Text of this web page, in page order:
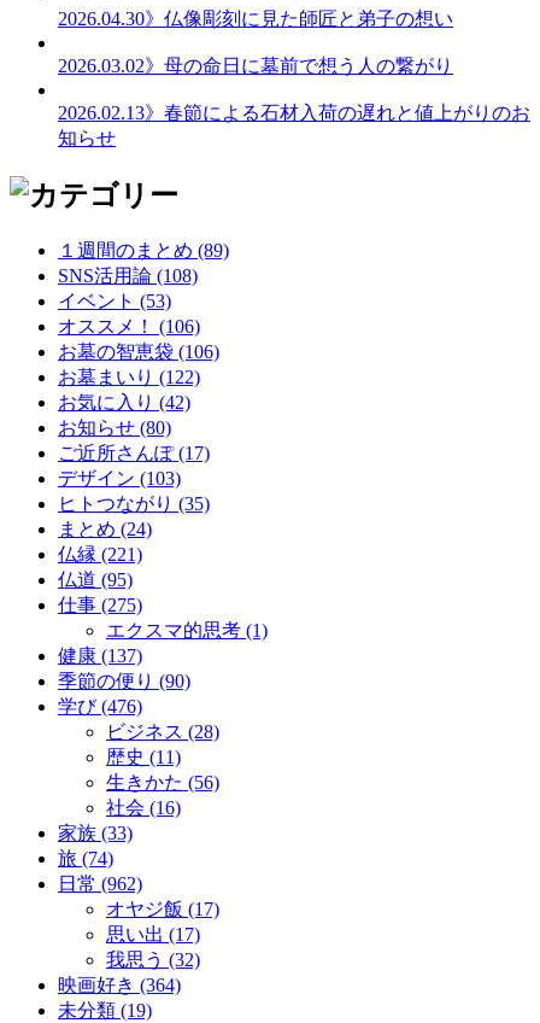
2026.04.30》仏像彫刻に見た師匠と弟子の想い
2026.03.02》母の命日に墓前で想う人の繋がり
2026.02.13》春節による石材入荷の遅れと値上がりのお
知らせ
１週間のまとめ (89)
SNS活用論 (108)
イベント (53)
オススメ！ (106)
お墓の智恵袋 (106)
お墓まいり (122)
お気に入り (42)
お知らせ (80)
ご近所さんぽ (17)
デザイン (103)
ヒトつながり (35)
まとめ (24)
仏縁 (221)
仏道 (95)
仕事 (275)
エクスマ的思考 (1)
健康 (137)
季節の便り (90)
学び (476)
ビジネス (28)
歴史 (11)
生きかた (56)
社会 (16)
家族 (33)
旅 (74)
日常 (962)
オヤジ飯 (17)
思い出 (17)
我思う (32)
映画好き (364)
未分類 (19)